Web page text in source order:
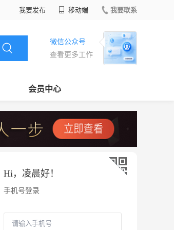
我要发布 移动端 我要联系
微信公众号
查看更多工作
会员中心
Hi， 凌晨好！
手机号登录